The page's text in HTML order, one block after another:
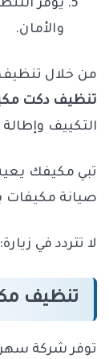
يوفر
والأمان.
من خلال
تنظيف دكت
التكييف
تبي مكيفك
صيانة مكيفات بجدة
لا تتردد في زيارة:
تنظيف
توفر شركة سهر